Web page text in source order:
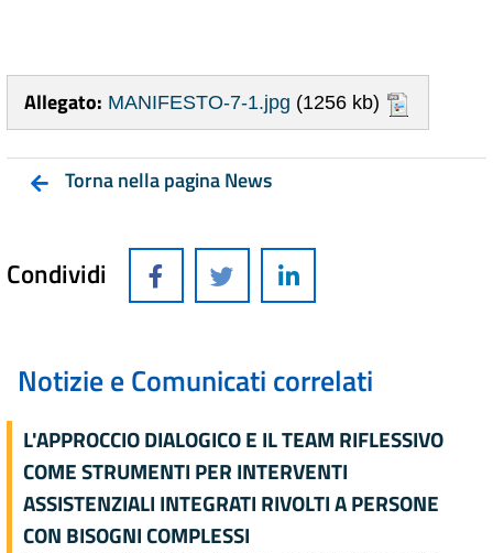
Allegato: MANIFESTO-7-1.jpg (1256 kb)
Torna nella pagina News
Condividi
Notizie e Comunicati correlati
L'APPROCCIO DIALOGICO E IL TEAM RIFLESSIVO
COME STRUMENTI PER INTERVENTI
ASSISTENZIALI INTEGRATI RIVOLTI A PERSONE
CON BISOGNI COMPLESSI